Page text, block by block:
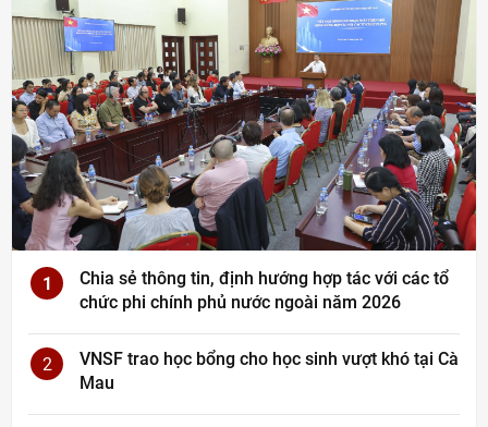
1
Chia sẻ thông tin, định hướng hợp tác với các tổ
chức phi chính phủ nước ngoài năm 2026
2
VNSF trao học bổng cho học sinh vượt khó tại Cà
Mau